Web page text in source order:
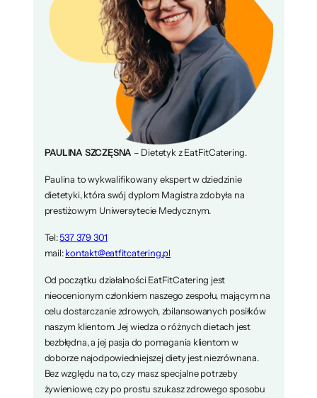
PAULINA SZCZĘSNA – Dietetyk z EatFitCatering.
Paulina to wykwalifikowany ekspert w dziedzinie
dietetyki, która swój dyplom Magistra zdobyła na
prestiżowym Uniwersytecie Medycznym.
Tel:537 379 301
mail:kontakt@eatfitcatering.pl
Od początku działalności EatFitCatering jest
nieocenionym członkiem naszego zespołu, mającym na
celu dostarczanie zdrowych, zbilansowanych posiłków
naszym klientom. Jej wiedza o różnych dietach jest
bezbłędna, a jej pasja do pomagania klientom w
doborze najodpowiedniejszej diety jest niezrównana.
Bez względu na to, czy masz specjalne potrzeby
żywieniowe, czy po prostu szukasz zdrowego sposobu